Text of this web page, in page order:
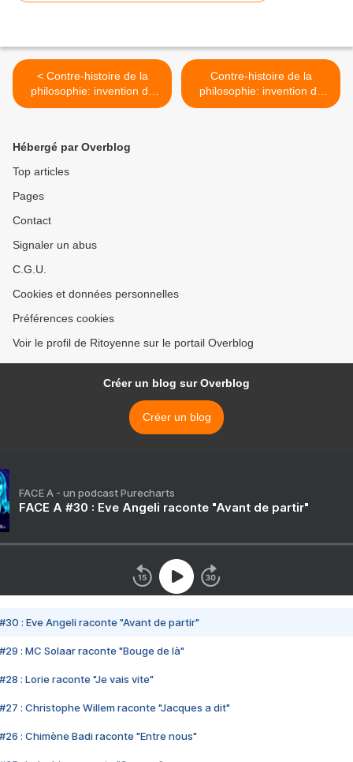
< Contre-histoire de la
philosophie: invention du
christianisme(9)
Contre-histoire de la
philosophie: invention du
christianisme(11) >
Hébergé par Overblog
Top articles
Pages
Contact
Signaler un abus
C.G.U.
Cookies et données personnelles
Préférences cookies
Voir le profil de Ritoyenne sur le portail Overblog
Créer un blog sur Overblog
Créer un blog
FACE A - un podcast Purecharts
FACE A #30 : Eve Angeli raconte "Avant de partir"
#30 : Eve Angeli raconte "Avant de partir"
#29 : MC Solaar raconte "Bouge de là"
#28 : Lorie raconte "Je vais vite"
#27 : Christophe Willem raconte "Jacques a dit"
#26 : Chimène Badi raconte "Entre nous"